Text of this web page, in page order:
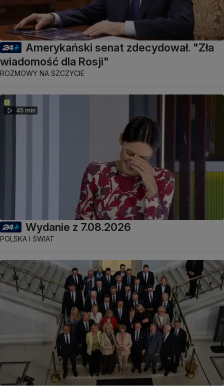
Amerykański senat zdecydował. "Zła
wiadomość dla Rosji"
ROZMOWY NA SZCZYCIE
45 min
Wydanie z 7.08.2026
POLSKA I ŚWIAT